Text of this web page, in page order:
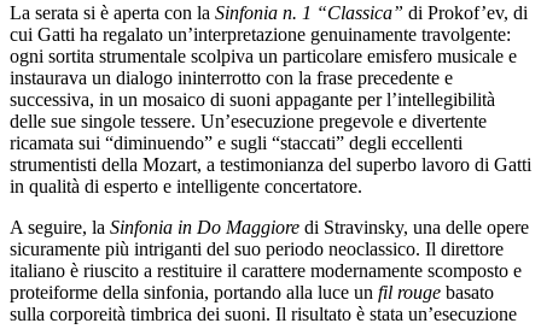
La serata si è aperta con la Sinfonia n. 1 “Classica” di Prokof’ev, di
cui Gatti ha regalato un’interpretazione genuinamente travolgente:
ogni sortita strumentale scolpiva un particolare emisfero musicale e
instaurava un dialogo ininterrotto con la frase precedente e
successiva, in un mosaico di suoni appagante per l’intellegibilità
delle sue singole tessere. Un’esecuzione pregevole e divertente
ricamata sui “diminuendo” e sugli “staccati” degli eccellenti
strumentisti della Mozart, a testimonianza del superbo lavoro di Gatti
in qualità di esperto e intelligente concertatore.
A seguire, la Sinfonia in Do Maggiore di Stravinsky, una delle opere
sicuramente più intriganti del suo periodo neoclassico. Il direttore
italiano è riuscito a restituire il carattere modernamente scomposto e
proteiforme della sinfonia, portando alla luce un fil rouge basato
sulla corporeità timbrica dei suoni. Il risultato è stata un’esecuzione